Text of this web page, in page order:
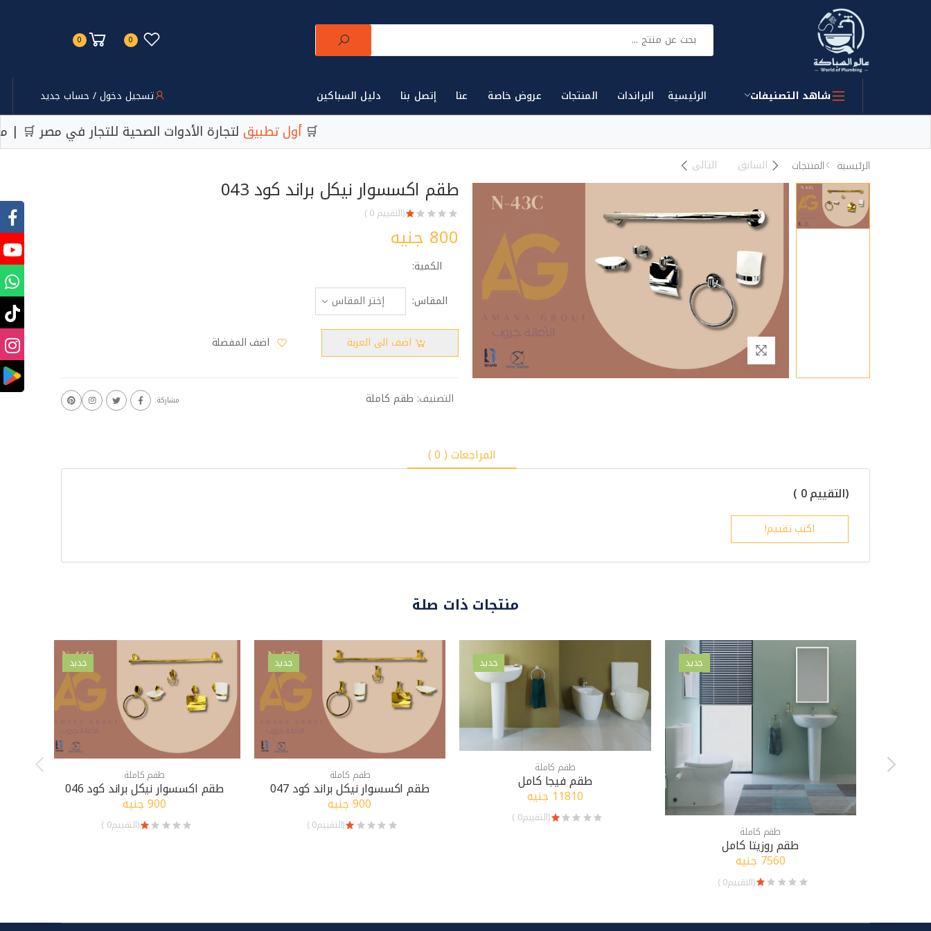
بحث
0
0
شاهد التصنيفات الرئيسية البراندات المنتجات عروض خاصة عنا إتصل بنا دليل السباكين تسجيل دخول / حساب جديد
أول تطبيقلتجارة الأدوات الصحية للتجار في مصر 🛒 |
الرئيسية المنتجات السابق التالى
طقم اكسسوار نيكل براند كود 043
(التقييم 0 )
800 جنيه
الكمية:
المقاس:
اضف الى العربة اضف المفضلة
التصنيف: طقم كاملة مشاركة:
المراجعات ( 0 )
(التقييم 0 )
اكتب تقييم!
منتجات ذات صلة
جديد
طقم كاملة
طقم روزيتا كامل
7560 جنيه
(التقييم0 )
جديد
طقم كاملة
طقم فيجا كامل
11810 جنيه
(التقييم0 )
جديد
طقم كاملة
طقم اكسسوار نيكل براند كود 047
900 جنيه
(التقييم0 )
جديد
طقم كاملة
طقم اكسسوار نيكل براند كود 046
900 جنيه
(التقييم0 )